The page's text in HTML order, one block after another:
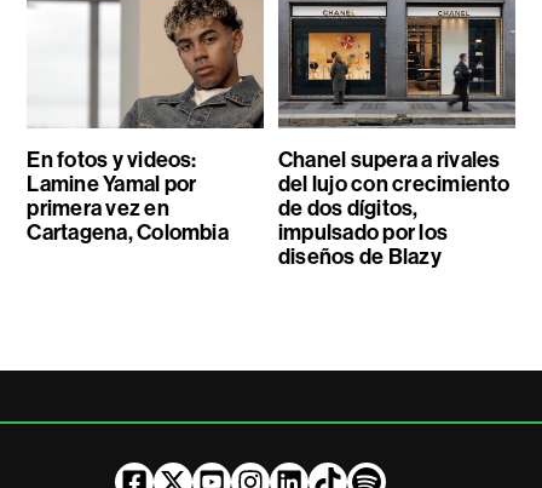
En fotos y videos:
Lamine Yamal por
primera vez en
Cartagena, Colombia
Chanel supera a rivales
del lujo con crecimiento
de dos dígitos,
impulsado por los
diseños de Blazy